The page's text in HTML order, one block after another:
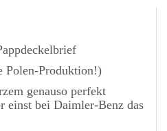
Polen-Produktion!)
genauso perfekt
einst bei Daimler-Benz das